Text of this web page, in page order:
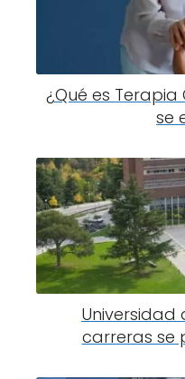
¿Qué es
se
Universidad
carreras se